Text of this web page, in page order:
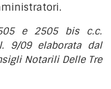
e 2505 bis c.c.
9/09 elaborata dal
Notarili Delle Tre